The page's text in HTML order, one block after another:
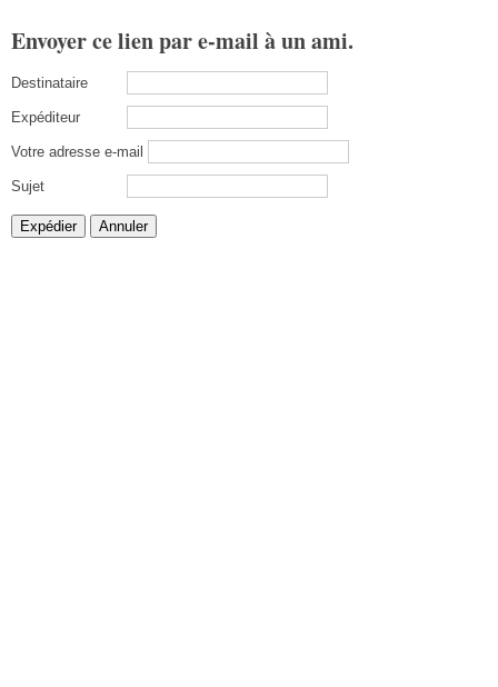
Envoyer ce lien par e-mail à un ami.
Destinataire
Expéditeur
Votre adresse e-mail
Sujet
Expédier Annuler